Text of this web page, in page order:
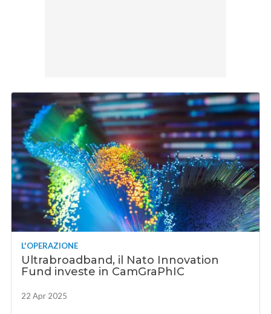
L'OPERAZIONE
Ultrabroadband, il Nato Innovation
Fund investe in CamGraPhIC
22 Apr 2025